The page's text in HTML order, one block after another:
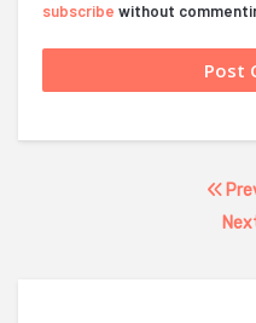
subscribe without